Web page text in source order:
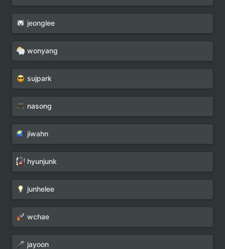
jeonglee
wonyang
sujpark
nasong
jiwahn
hyunjunk
junhelee
wchae
jayoon